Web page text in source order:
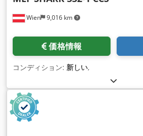
Wien 9,016 km
価格情報
コンディション: 新しい,